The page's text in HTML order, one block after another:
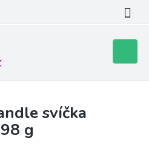
košík
svíčka
g